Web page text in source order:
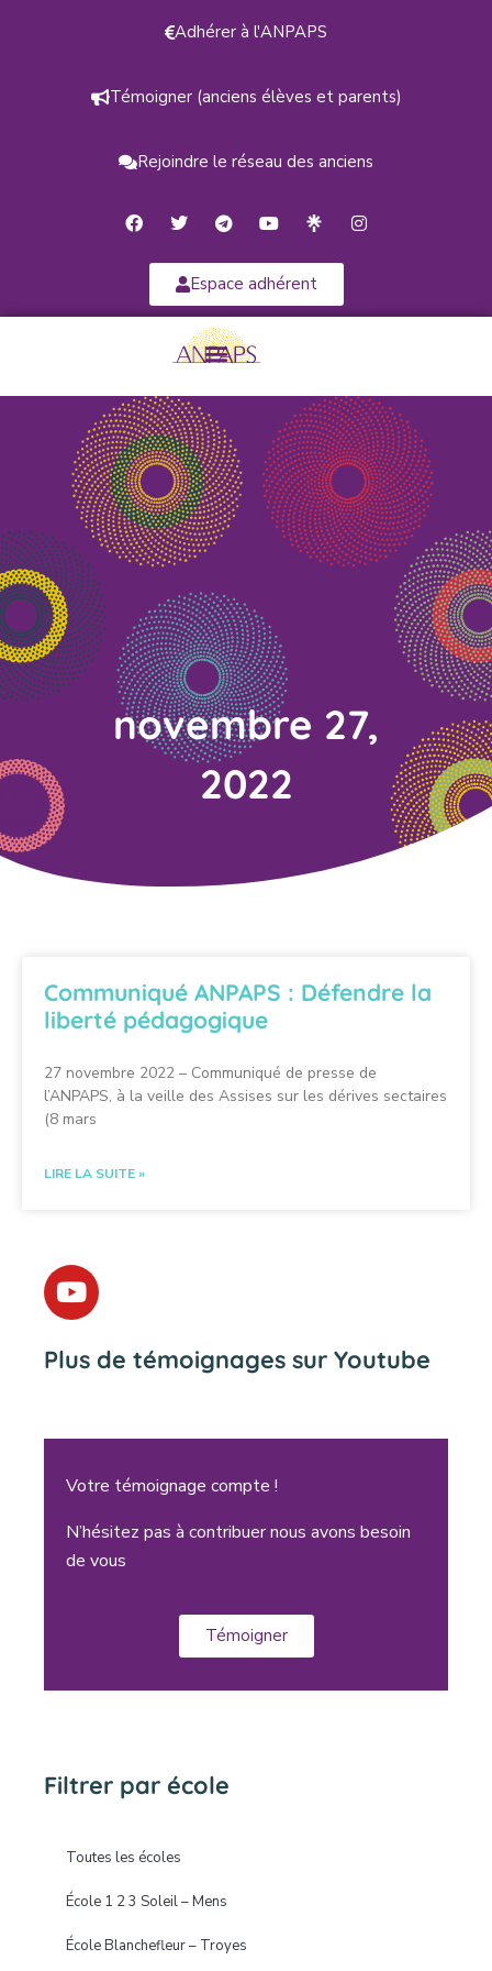
Adhérer à l'ANPAPS
Témoigner (anciens élèves et parents)
Rejoindre le réseau des anciens
Espace adhérent
novembre 27,
2022
Communiqué ANPAPS : Défendre la
liberté pédagogique
27 novembre 2022 – Communiqué de presse de
l’ANPAPS, à la veille des Assises sur les dérives sectaires
(8 mars
LIRE LA SUITE »
Plus de témoignages sur Youtube
Votre témoignage compte !
N’hésitez pas à contribuer nous avons besoin
de vous
Témoigner
Filtrer par école
Toutes les écoles
École 1 2 3 Soleil – Mens
École Blanchefleur – Troyes